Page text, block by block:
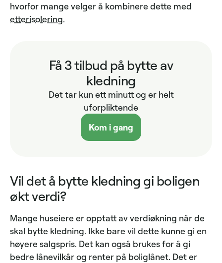
hvorfor mange velger å kombinere dette med
etterisolering.
Få 3 tilbud på bytte av
kledning
Det tar kun ett minutt og er helt
uforpliktende
Kom i gang
Vil det å bytte kledning gi boligen
økt verdi?
Mange huseiere er opptatt av verdiøkning når de
skal bytte kledning. Ikke bare vil dette kunne gi en
høyere salgspris. Det kan også brukes for å gi
bedre lånevilkår og renter på boliglånet. Det er